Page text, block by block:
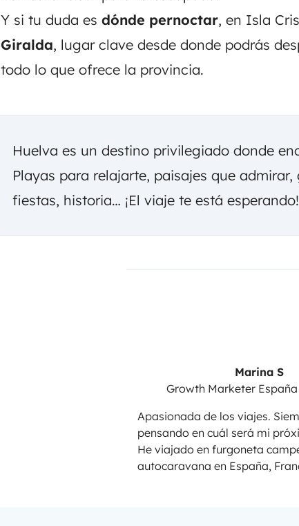
Y si tu duda es dónde pernoctar, en Isla
Giralda, lugar clave desde donde podrás
todo lo que ofrece la provincia.
Huelva es un destino privilegiado donde
Playas para relajarte, paisajes que
fiestas, historia… ¡El viaje te está esperando!
Marina S
Growth Marketer
Apasionada de los viajes.
pensando en cuál será mi
He viajado en furgoneta
autocaravana en España,